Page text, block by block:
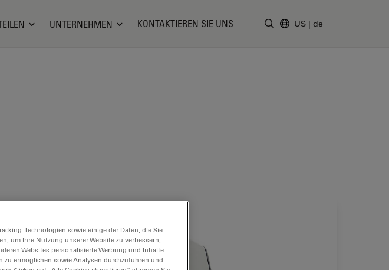
UNTERNEHMEN KONTAKTIEREN SIE UNS US | de
Technologien sowie einige der Daten, die Sie
um Ihre Nutzung unserer Website zu verbessern,
Websites personalisierte Werbung und Inhalte
zu ermöglichen sowie Analysen durchzuführen und